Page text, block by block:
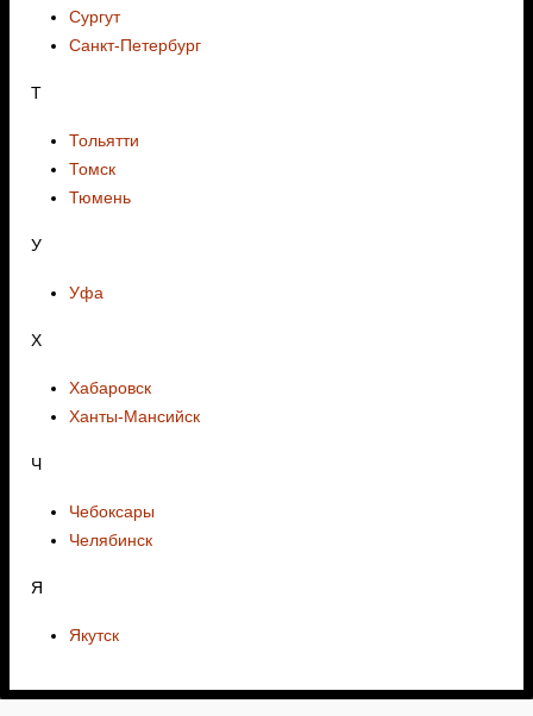
Сургут
Санкт-Петербург
Т
Тольятти
Томск
Тюмень
У
Уфа
Х
Хабаровск
Ханты-Мансийск
Ч
Чебоксары
Челябинск
Я
Якутск